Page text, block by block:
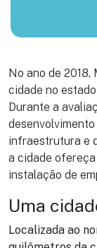
No ano de
cidade no
Durante a
infraestrutura e
a cidade
instalação de
Uma
Localizada ao